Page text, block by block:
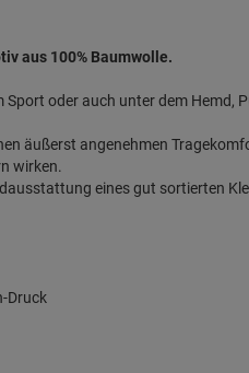
aus 100% Baumwolle.
oder auch unter dem Hemd,
äußerst angenehmen
wirken.
eines gut sortierten
Druck